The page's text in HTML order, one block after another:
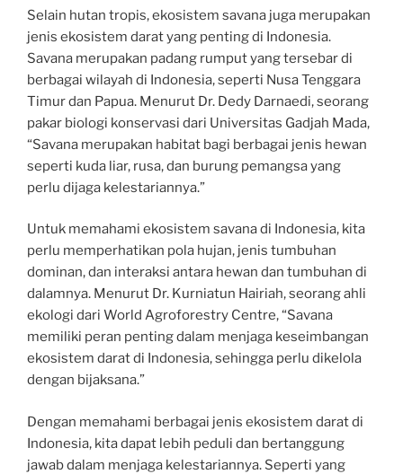
Selain hutan tropis, ekosistem savana juga merupakan
jenis ekosistem darat yang penting di Indonesia.
Savana merupakan padang rumput yang tersebar di
berbagai wilayah di Indonesia, seperti Nusa Tenggara
Timur dan Papua. Menurut Dr. Dedy Darnaedi, seorang
pakar biologi konservasi dari Universitas Gadjah Mada,
“Savana merupakan habitat bagi berbagai jenis hewan
seperti kuda liar, rusa, dan burung pemangsa yang
perlu dijaga kelestariannya.”
Untuk memahami ekosistem savana di Indonesia, kita
perlu memperhatikan pola hujan, jenis tumbuhan
dominan, dan interaksi antara hewan dan tumbuhan di
dalamnya. Menurut Dr. Kurniatun Hairiah, seorang ahli
ekologi dari World Agroforestry Centre, “Savana
memiliki peran penting dalam menjaga keseimbangan
ekosistem darat di Indonesia, sehingga perlu dikelola
dengan bijaksana.”
Dengan memahami berbagai jenis ekosistem darat di
Indonesia, kita dapat lebih peduli dan bertanggung
jawab dalam menjaga kelestariannya. Seperti yang